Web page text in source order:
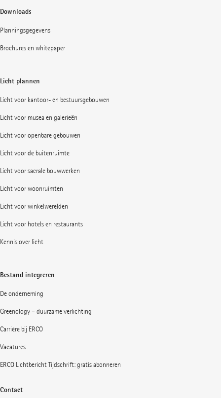
Downloads
Planningsgegevens
Brochures en whitepaper
Licht plannen
Licht voor kantoor- en bestuursgebouwen
Licht voor musea en galerieën
Licht voor openbare gebouwen
Licht voor de buitenruimte
Licht voor sacrale bouwwerken
Licht voor woonruimten
Licht voor winkelwerelden
Licht voor hotels en restaurants
Kennis over licht
Bestand integreren
De onderneming
Greenology – duurzame verlichting
Carrière bij ERCO
Vacatures
ERCO Lichtbericht Tijdschrift: gratis abonneren
Contact